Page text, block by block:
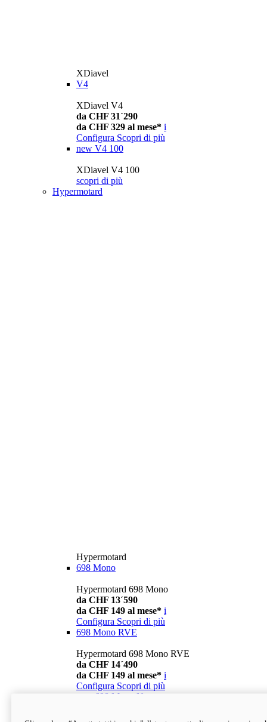
XDiavel
V4
XDiavel V4
da CHF 31´290
da CHF 329 al mese* i
Configura Scopri di più
new V4 100
XDiavel V4 100
scopri di più
Hypermotard
Hypermotard
698 Mono
Hypermotard 698 Mono
da CHF 13´590
da CHF 149 al mese* i
Configura Scopri di più
698 Mono RVE
Hypermotard 698 Mono RVE
da CHF 14´490
da CHF 149 al mese* i
Configura Scopri di più
698 Mono Nera
Hypermotard 698 Mono Nera